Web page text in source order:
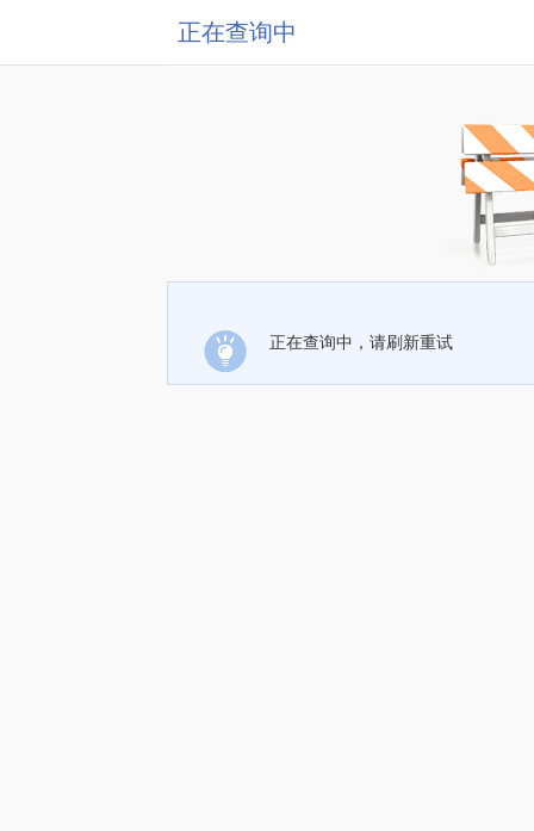
正在查询中
正在查询中，请刷新重试